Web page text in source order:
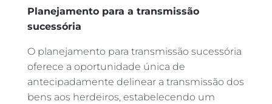
Planejamento para a transmissão
sucessória
O planejamento para transmissão sucessória
oferece a oportunidade única de
antecipadamente delinear a transmissão dos
bens aos herdeiros, estabelecendo um